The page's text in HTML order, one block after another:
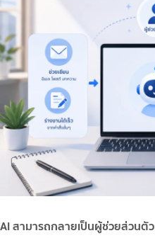
AI สามารถกลายเป็นผู้ช่วยส่วนตัว